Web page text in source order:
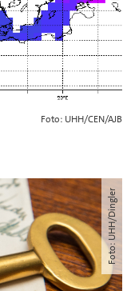
Foto: UHH/CEN/AJB
Foto: UHH/Dingler